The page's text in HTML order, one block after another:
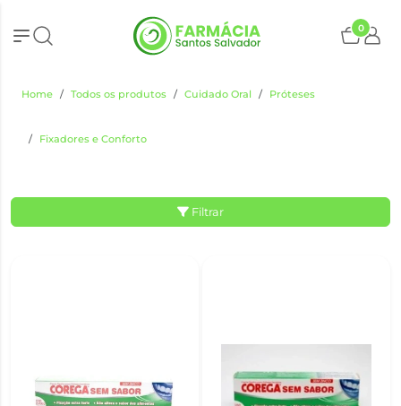
0
Home Todos os produtos Cuidado Oral Próteses
Fixadores e Conforto
Filtrar